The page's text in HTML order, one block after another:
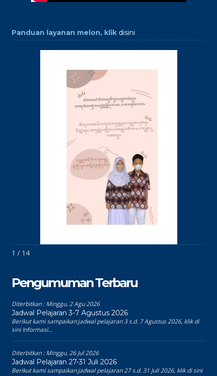
Panduan layanan melon, klik disini
1 / 14
Pengumuman Terbaru
Diterbitkan :Minggu, 2 Agu 2026
Jadwal Pelajaran 3-7 Agustus 2026
Berikut kami sampaikan:jadwal pelajaran 3 s.d. 7 Agustus 2026, klik di
sini Informasi...
Diterbitkan :Minggu, 26 Jul 2026
Jadwal Pelajaran 27-31 Juli 2026
Berikut kami sampaikan:jadwal pelajaran 27 s.d. 31 Juli 2026, klik di sini